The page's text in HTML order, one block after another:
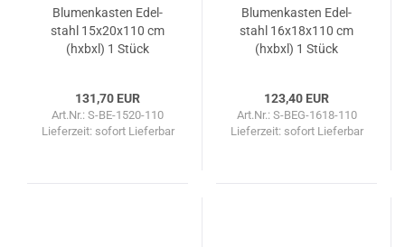
Blu­men­kas­ten Edel­
stahl 15x20x110 cm
(hxbxl) 1 Stück
131,70 EUR
Art.Nr.: S-BE-1520-110
Lieferzeit: sofort Lieferbar
Blu­men­kas­ten Edel­
stahl 16x18x110 cm
(hxbxl) 1 Stück
123,40 EUR
Art.Nr.: S-BEG-1618-110
Lieferzeit: sofort Lieferbar